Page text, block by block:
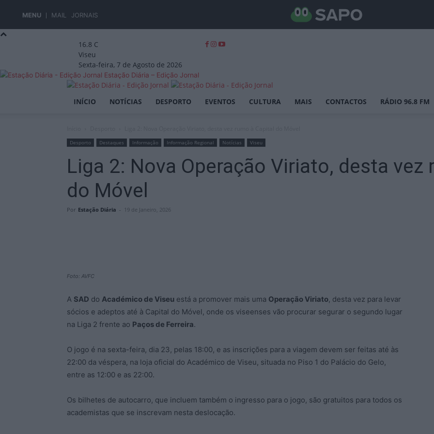
MENU MAIL JORNAIS
16.8 C
Viseu
Sexta-feira, 7 de Agosto de 2026
Estação Diária – Edição Jornal
INÍCIO NOTÍCIAS DESPORTO EVENTOS CULTURA MAIS CONTACTOS RÁDIO 96.8 FM
Desporto Destaques Informação Informação Regional Notícias Viseu
Liga 2: Nova Operação Viriato, desta vez
do Móvel
Por Estação Diária - 19 de Janeiro, 2026
Foto: AVFC
A SAD do Académico de Viseu está a promover mais uma Operação Viriato, desta vez para levar
sócios e adeptos até à Capital do Móvel, onde os viseenses vão procurar segurar o segundo lugar
na Liga 2 frente ao Paços de Ferreira.
O jogo é na sexta-feira, dia 23, pelas 18:00, e as inscrições para a viagem devem ser feitas até às
22:00 da véspera, na loja oficial do Académico de Viseu, situada no Piso 1 do Palácio do Gelo,
entre as 12:00 e as 22:00.
Os bilhetes de autocarro, que incluem também o ingresso para o jogo, são gratuitos para todos os
academistas que se inscrevam nesta deslocação.